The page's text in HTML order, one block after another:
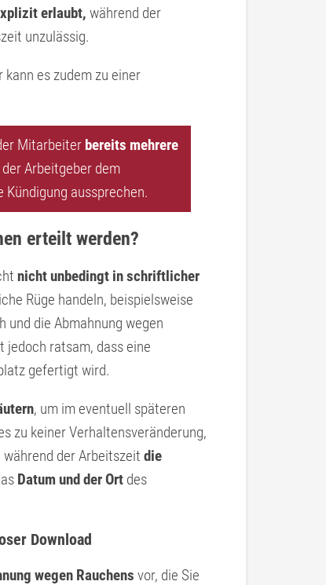
erlaubt, während der
unzulässig.
es zudem zu einer
Mitarbeiter bereits mehrere
Arbeitgeber dem
aussprechen.
erteilt werden?
nicht unbedingt in schriftlicher
Rüge handeln, beispielsweise
die Abmahnung wegen
jedoch ratsam, dass eine
gefertigt wird.
, um im eventuell späteren
zu keiner Verhaltensveränderung,
der Arbeitszeit die
Datum und der Ort des
Download
wegen Rauchens vor, die Sie